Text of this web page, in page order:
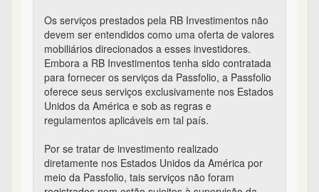
Os serviços prestados pela RB Investimentos não
devem ser entendidos como uma oferta de valores
mobiliários direcionados a esses investidores.
Embora a RB Investimentos tenha sido contratada
para fornecer os serviços da Passfolio, a Passfolio
oferece seus serviços exclusivamente nos Estados
Unidos da América e sob as regras e
regulamentos aplicáveis em tal país.
Por se tratar de investimento realizado
diretamente nos Estados Unidos da América por
meio da Passfolio, tais serviços não foram